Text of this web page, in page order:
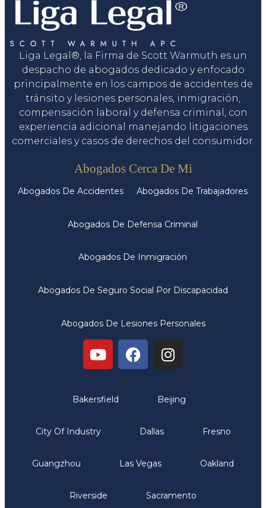
Liga Legal®, la Firma de Scott Warmuth es un
despacho de abogados dedicado y enfocado
principalmente en los campos de accidentes de
tránsito y lesiones personales, inmigración,
compensación laboral y defensa criminal, con
experiencia adicional manejando litigaciones
comerciales y casos de derechos del consumidor.
Abogados Cerca De Mi
Abogados De Accidentes Abogados De Trabajadores
Abogados De Defensa Criminal
Abogados De Inmigración
Abogados De Seguro Social Por Discapacidad
Abogados De Lesiones Personales
Bakersfield Beijing
City Of Industry Dallas Fresno
Guangzhou Las Vegas Oakland
Riverside Sacramento